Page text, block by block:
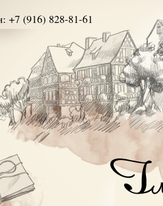
+7 (916) 828-81-61